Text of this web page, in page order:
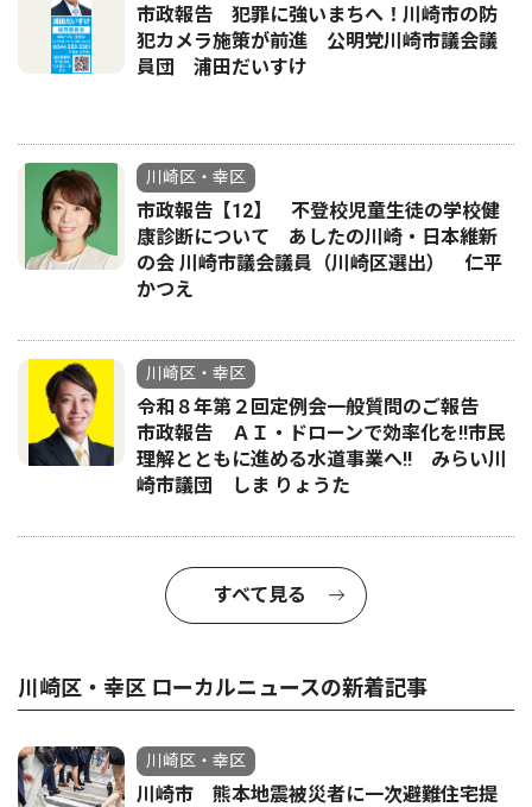
市政報告 犯罪に強いまちへ！川崎市の防
犯カメラ施策が前進 公明党川崎市議会議
員団 浦田だいすけ
川崎区・幸区
市政報告【12】 不登校児童生徒の学校健
康診断について あしたの川崎・日本維新
の会 川崎市議会議員（川崎区選出） 仁平
かつえ
川崎区・幸区
令和８年第２回定例会一般質問のご報告
市政報告 ＡＩ・ドローンで効率化を!!市民
理解とともに進める水道事業へ!! みらい川
崎市議団 しま りょうた
すべて見る
川崎区・幸区 ローカルニュースの新着記事
川崎区・幸区
川崎市 熊本地震被災者に一次避難住宅提